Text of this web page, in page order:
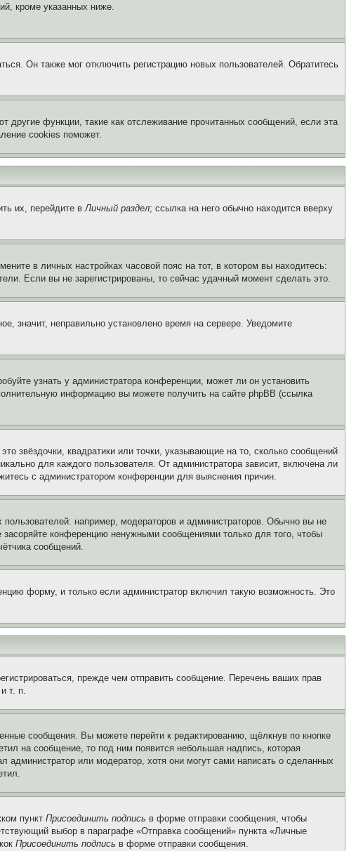
кроме указанных ниже.
Он также мог отключить регистрацию новых пользователей. Обратитесь
функции, такие как отслеживание прочитанных сообщений, если эта
cookies поможет.
их, перейдите вЛичный раздел; ссылка на него обычно находится вверху
в личных настройках часовой пояс на тот, в котором вы находитесь:
Если вы не зарегистрированы, то сейчас удачный момент сделать это.
значит, неправильно установлено время на сервере. Уведомите
узнать у администратора конференции, может ли он установить
информацию вы можете получить на сайте phpBB (ссылка
звёздочки, квадратики или точки, указывающие на то, сколько сообщений
для каждого пользователя. От администратора зависит, включена ли
с администратором конференции для выяснения причин.
например, модераторов и администраторов. Обычно вы не
конференцию ненужными сообщениями только для того, чтобы
сообщений.
форму, и только если администратор включил такую возможность. Это
прежде чем отправить сообщение. Перечень ваших прав
т. п.
сообщения. Вы можете перейти к редактированию, щёлкнув по кнопке
на сообщение, то под ним появится небольшая надпись, которая
администратор или модератор, хотя они могут сами написать о сделанных
пункт Присоединить подпись в форме отправки сообщения, чтобы
выбор в параграфе «Отправка сообщений» пункта «Личные
Присоединить подпись в форме отправки сообщения.